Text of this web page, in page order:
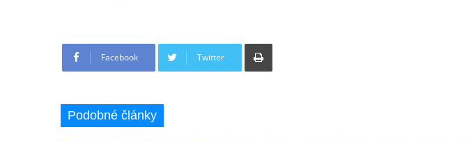
Facebook Twitter
Tisknout
Podobné články